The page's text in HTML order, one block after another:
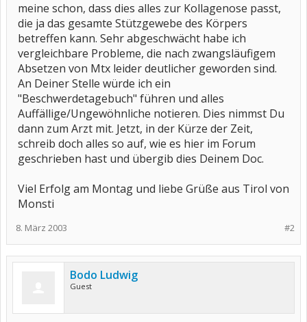
meine schon, dass dies alles zur Kollagenose passt,
die ja das gesamte Stützgewebe des Körpers
betreffen kann. Sehr abgeschwächt habe ich
vergleichbare Probleme, die nach zwangsläufigem
Absetzen von Mtx leider deutlicher geworden sind.
An Deiner Stelle würde ich ein
"Beschwerdetagebuch" führen und alles
Auffällige/Ungewöhnliche notieren. Dies nimmst Du
dann zum Arzt mit. Jetzt, in der Kürze der Zeit,
schreib doch alles so auf, wie es hier im Forum
geschrieben hast und übergib dies Deinem Doc.
Viel Erfolg am Montag und liebe Grüße aus Tirol von
Monsti
#2
8. März 2003
Bodo Ludwig
Guest